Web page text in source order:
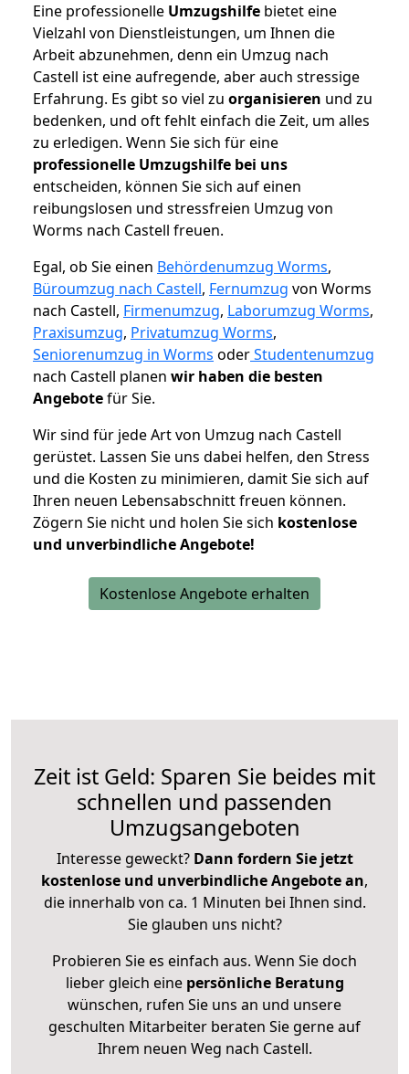
Eine professionelle Umzugshilfe bietet eine
Vielzahl von Dienstleistungen, um Ihnen die
Arbeit abzunehmen, denn ein Umzug nach
Castell ist eine aufregende, aber auch stressige
Erfahrung. Es gibt so viel zu organisieren und zu
bedenken, und oft fehlt einfach die Zeit, um alles
zu erledigen. Wenn Sie sich für eine
professionelle Umzugshilfe bei uns
entscheiden, können Sie sich auf einen
reibungslosen und stressfreien Umzug von
Worms nach Castell freuen.
Egal, ob Sie einen Behördenumzug Worms,
Büroumzug nach Castell, Fernumzug von Worms
nach Castell, Firmenumzug, Laborumzug Worms,
Praxisumzug, Privatumzug Worms,
Seniorenumzug in Worms oderStudentenumzug
nach Castell planen wir haben die besten
Angebotefür Sie.
Wir sind für jede Art von Umzug nach Castell
gerüstet. Lassen Sie uns dabei helfen, den Stress
und die Kosten zu minimieren, damit Sie sich auf
Ihren neuen Lebensabschnitt freuen können.
Zögern Sie nicht und holen Sie sich kostenlose
und unverbindliche Angebote!
Kostenlose Angebote erhalten
Zeit ist Geld: Sparen Sie beides mit
schnellen und passenden
Umzugsangeboten
Interesse geweckt? Dann fordern Sie jetzt
kostenlose und unverbindliche Angebote an,
die innerhalb von ca. 1 Minuten bei Ihnen sind.
Sie glauben uns nicht?
Probieren Sie es einfach aus. Wenn Sie doch
lieber gleich eine persönliche Beratung
wünschen, rufen Sie uns an und unsere
geschulten Mitarbeiter beraten Sie gerne auf
Ihrem neuen Weg nach Castell.